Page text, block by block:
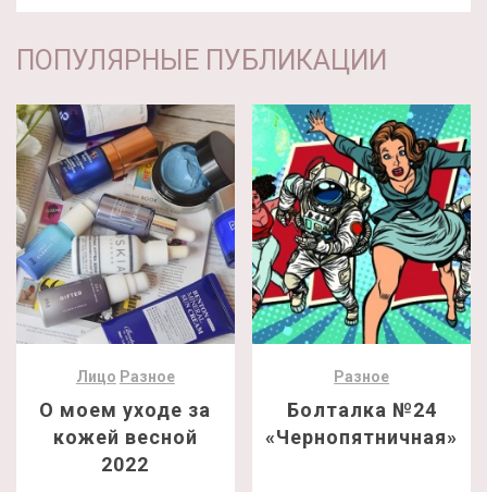
ПОПУЛЯРНЫЕ ПУБЛИКАЦИИ
Лицо Разное
О моем уходе за
кожей весной
2022
Разное
Болталка №24
«Чернопятничная»